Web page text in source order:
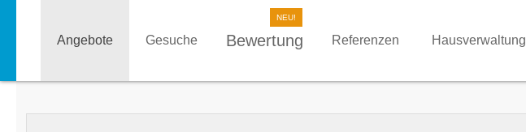
Angebote Gesuche Bewertung Referenzen Hausverwaltung